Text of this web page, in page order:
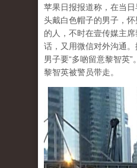
苹果日报报道称，在当
头戴白色帽子的男子，
的人，不时在壹传媒主
话，又用微信对外沟通
男子要“多啲留意黎智英”
黎智英被警员带走。